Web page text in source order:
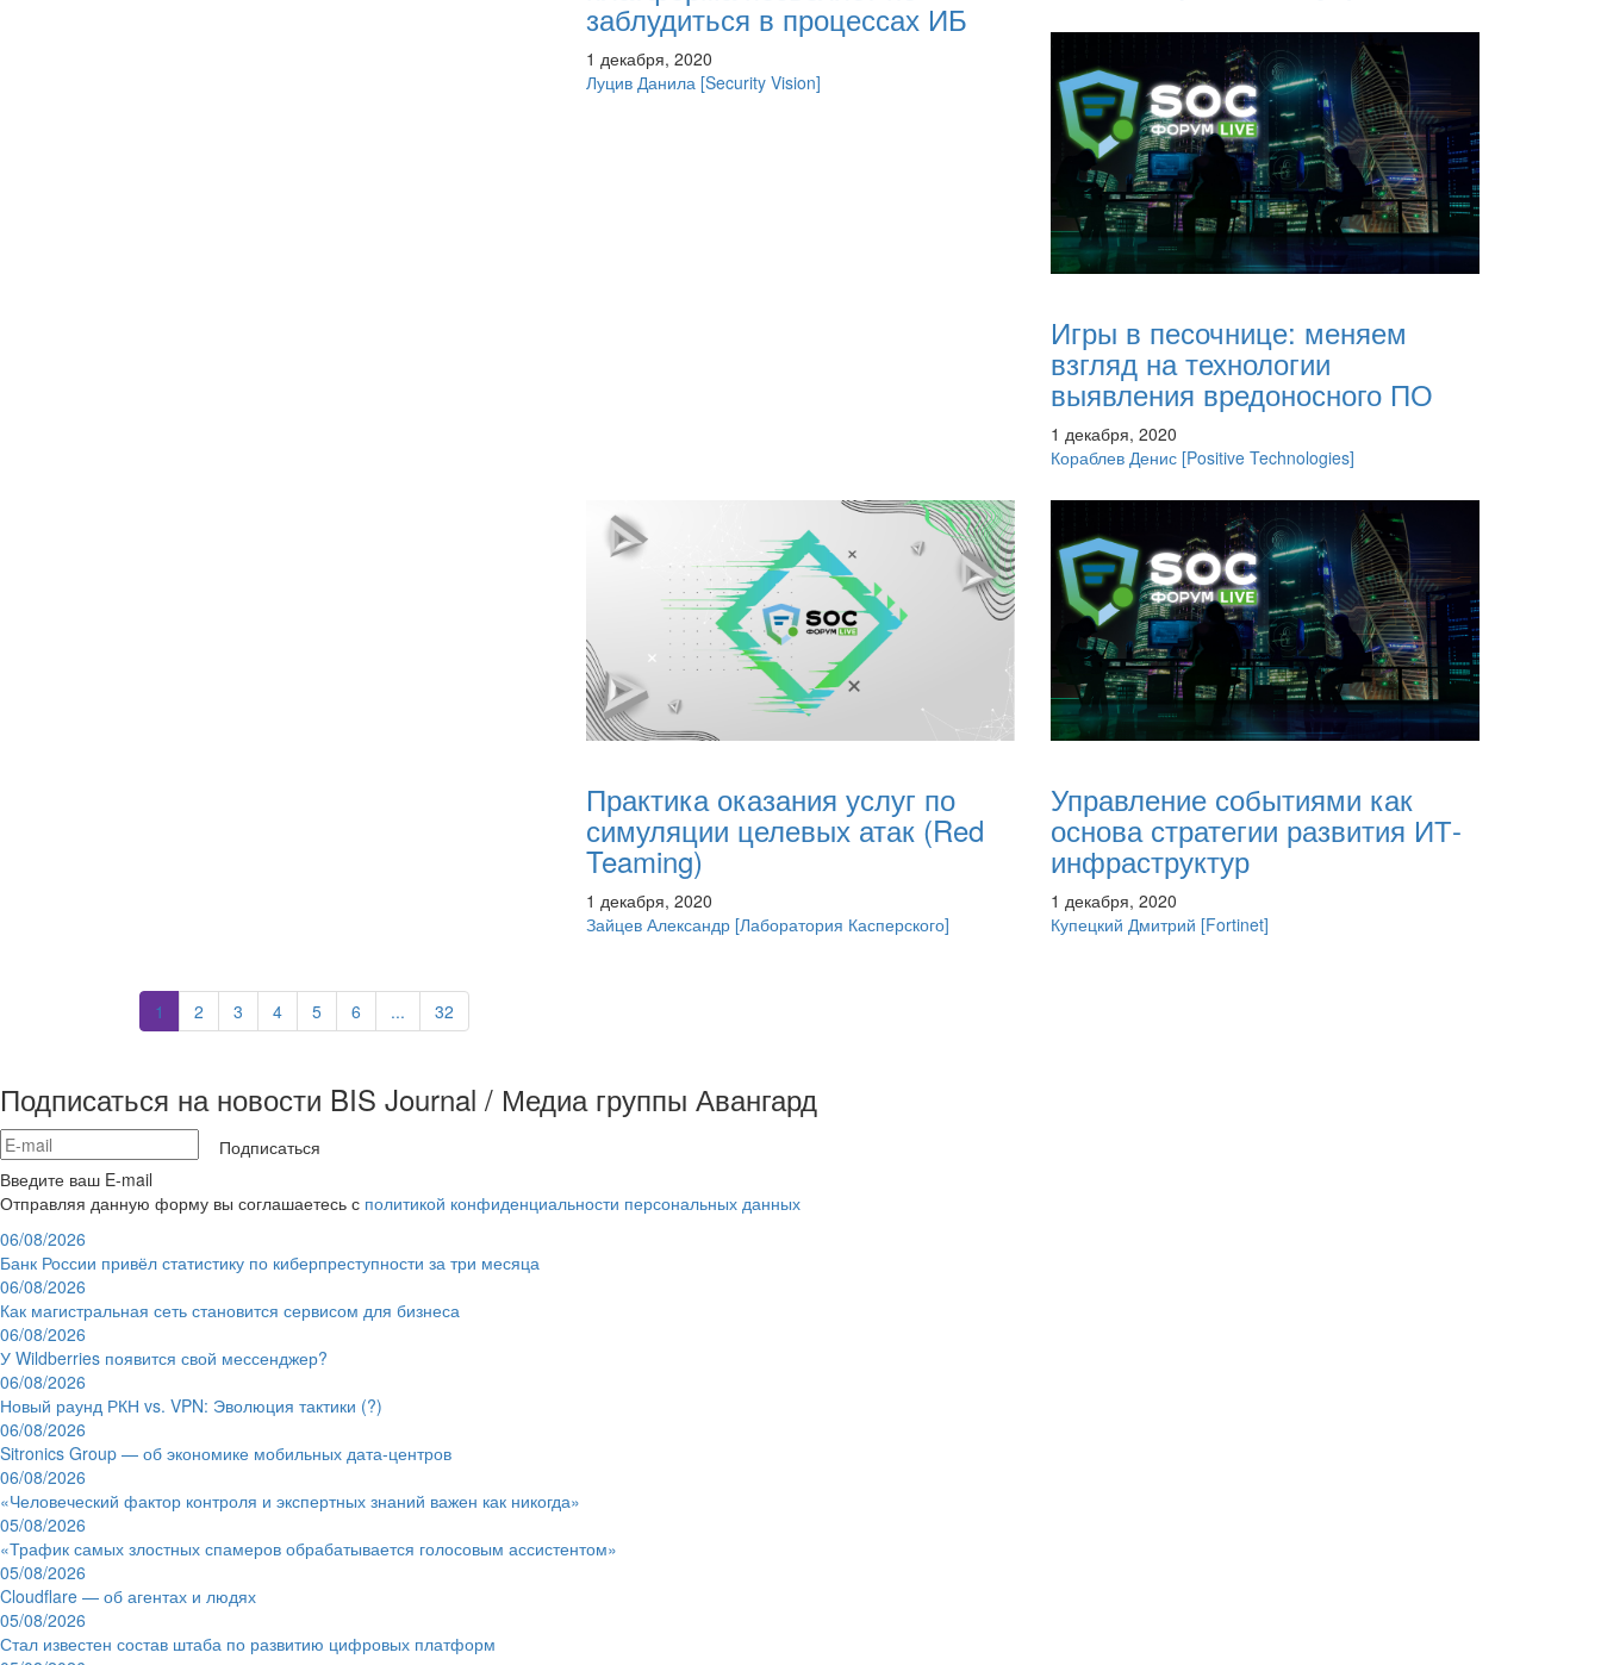
заблудиться в процессах ИБ
1 декабря, 2020
Луцив Данила [Security Vision]
Игры в песочнице: меняем
взгляд на технологии
выявления вредоносного ПО
1 декабря, 2020
Кораблев Денис [Positive Technologies]
Практика оказания услуг по
симуляции целевых атак (Red
Teaming)
1 декабря, 2020
Зайцев Александр [Лаборатория Касперского]
Управление событиями как
основа стратегии развития ИТ-
инфраструктур
1 декабря, 2020
Купецкий Дмитрий [Fortinet]
1 2 3 4 5 6 ... 32
Подписаться на новости BIS Journal / Медиа группы Авангард
Подписаться
Введите ваш E-mail
Отправляя данную форму вы соглашаетесь с политикой конфиденциальности персональных данных
06/08/2026
Банк России привёл статистику по киберпреступности за три месяца
06/08/2026
Как магистральная сеть становится сервисом для бизнеса
06/08/2026
У Wildberries появится свой мессенджер?
06/08/2026
Новый раунд РКН vs. VPN: Эволюция тактики (?)
06/08/2026
Sitronics Group — об экономике мобильных дата-центров
06/08/2026
«Человеческий фактор контроля и экспертных знаний важен как никогда»
05/08/2026
«Трафик самых злостных спамеров обрабатывается голосовым ассистентом»
05/08/2026
Cloudflare — об агентах и людях
05/08/2026
Стал известен состав штаба по развитию цифровых платформ